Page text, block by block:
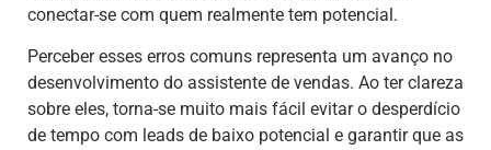
conectar-se com quem realmente tem potencial.
Perceber esses erros comuns representa um avanço no
desenvolvimento do assistente de vendas. Ao ter clareza
sobre eles, torna-se muito mais fácil evitar o desperdício
de tempo com leads de baixo potencial e garantir que as